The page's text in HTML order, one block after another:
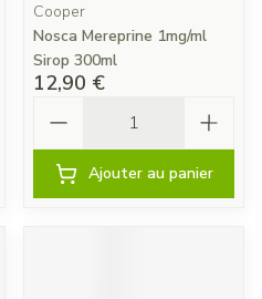
Cooper
Nosca Mereprine 1mg/ml
Sirop 300ml
12,90 €
Ajouter au panier